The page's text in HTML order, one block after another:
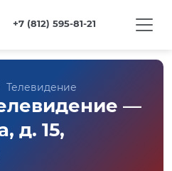
+7 (812) 595-81-21
Телевидение
—
д. 15,